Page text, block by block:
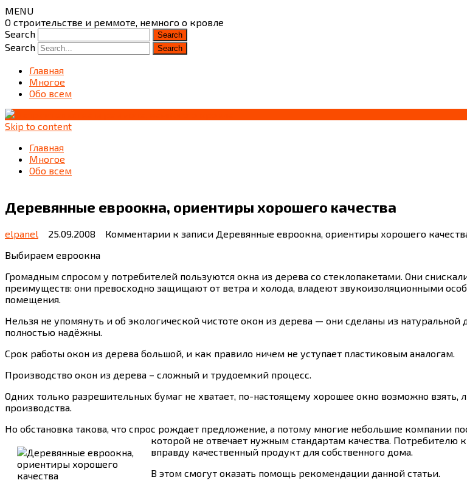
MENU
О строительстве и реммоте, немного о кровле
Search
Search
Главная
Многое
Обо всем
Skip to content
Главная
Многое
Обо всем
Деревянные евроокна, ориентиры хорошего качества
elpanel 25.09.2008 Комментарии к записи Деревянные евроокна, ориентиры хорошего
Выбираем евроокна
Громадным спросом у потребителей пользуются окна из дерева со стеклопакетами. Они
преимуществ: они превосходно защищают от ветра и холода, владеют звукоизоляционными
помещения.
Нельзя не упомянуть и об экологической чистоте окон из дерева — они сделаны из
полностью надёжны.
Срок работы окон из дерева большой, и как правило ничем не уступает пластиковым аналогам.
Производство окон из дерева – сложный и трудоемкий процесс.
Одних только разрешительных бумаг не хватает, по-настоящему хорошее окно возможно взять,
производства.
Но обстановка такова, что спрос рождает предложение, а потому многие небольшие компании
которой не отвечает нужным стандартам качества. Потребителю
вправду качественный продукт для собственного дома.
В этом смогут оказать помощь рекомендации данной статьи.